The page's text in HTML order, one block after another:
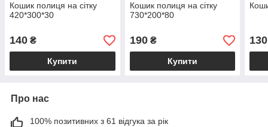
Кошик полиця на сітку
420*300*30
140 ₴
Купити
Кошик полиця на сітку
730*200*80
190₴
Купити
130
Про нас
100% позитивних з 61 відгука за рік